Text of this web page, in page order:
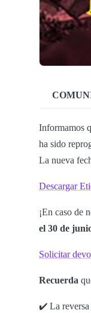
Informamos
ha sido
La nueva
Descargar
¡En caso de
el 30 de
Solicitar
Recuerda
✔️ La reversa